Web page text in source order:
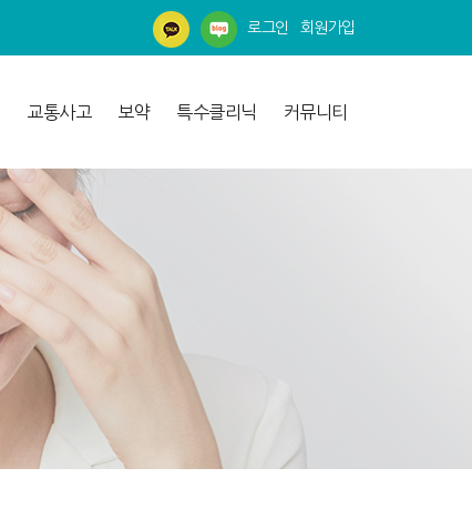
로그인 회원가입
교통사고 보약 특수클리닉 커뮤니티